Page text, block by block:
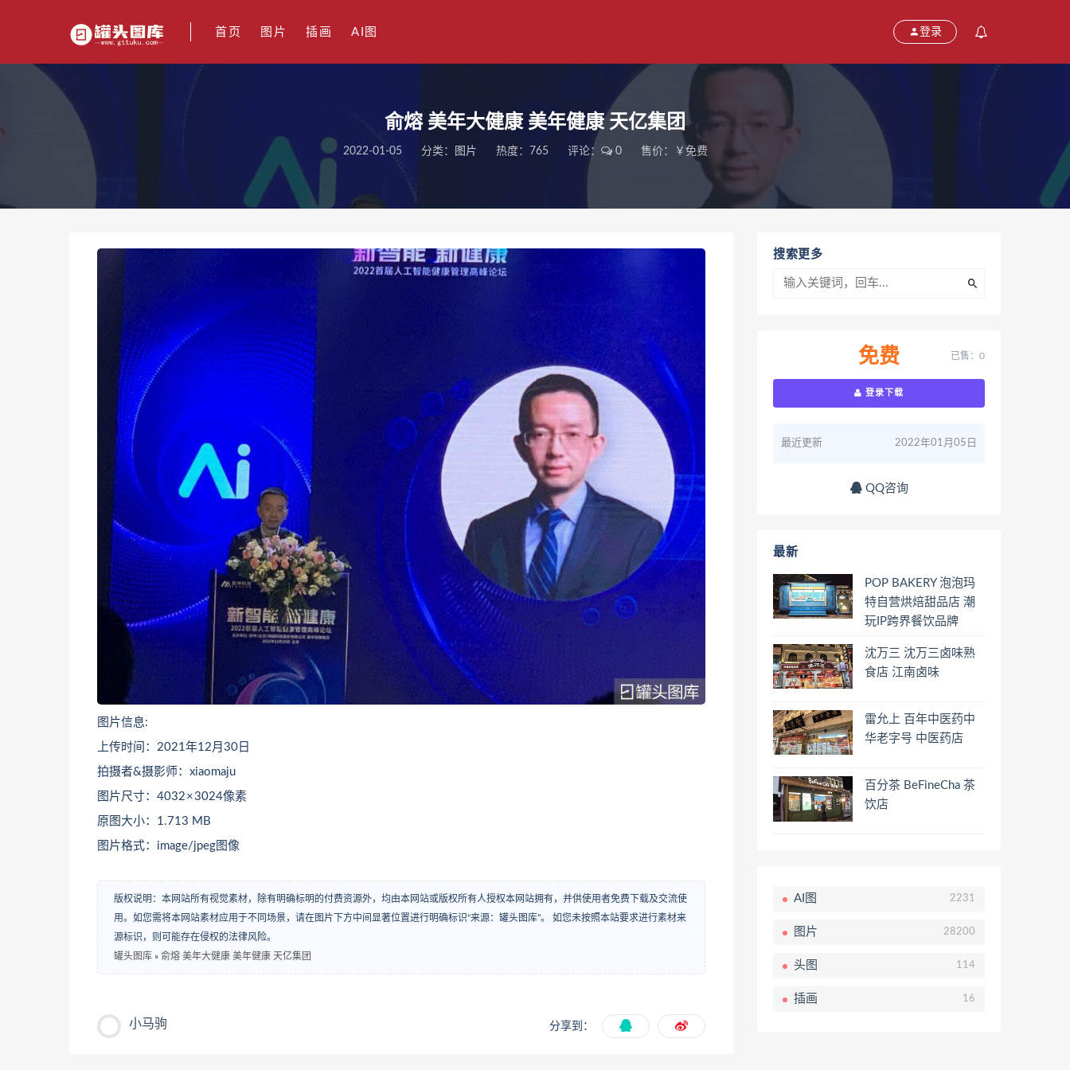
首页 图片 插画 AI图 登录
俞熔 美年大健康 美年健康 天亿集团
2022-01-05 分类： 图片 热度：765 评论： 0 售价：￥免费
图片信息:
上传时间：2021年12月30日
拍摄者&摄影师：xiaomaju
图片尺寸：4032 × 3024像素
原图大小：1.713 MB
图片格式：image/jpeg图像
版权说明：本网站所有视觉素材，除有明确标明的付费资源外，均由本网站或版权所有人授权本网站拥有，并供使用者免费下载及交流使
用。如您需将本网站素材应用于不同场景，请在图片下方中间显著位置进行明确标识“来源：罐头图库”。 如您未按照本站要求进行素材来
源标识，则可能存在侵权的法律风险。
罐头图库 » 俞熔 美年大健康 美年健康 天亿集团
小马驹 分享到：
搜索更多
免费 已售：0
登录下载
最近更新 2022年01月05日
QQ咨询
最新
POP BAKERY 泡泡玛
特自营烘焙甜品店 潮
玩IP跨界餐饮品牌
沈万三 沈万三卤味熟
食店 江南卤味
雷允上 百年中医药中
华老字号 中医药店
百分茶 BeFineCha 茶
饮店
AI图 2231
图片 28200
头图 114
插画 16